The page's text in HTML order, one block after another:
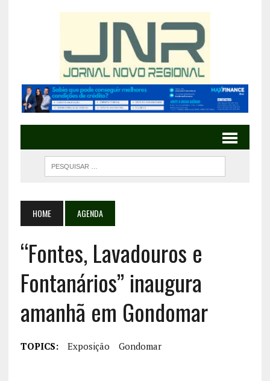
HOME AGENDA
“Fontes, Lavadouros e
Fontanários” inaugura
amanhã em Gondomar
TOPICS: Exposição Gondomar